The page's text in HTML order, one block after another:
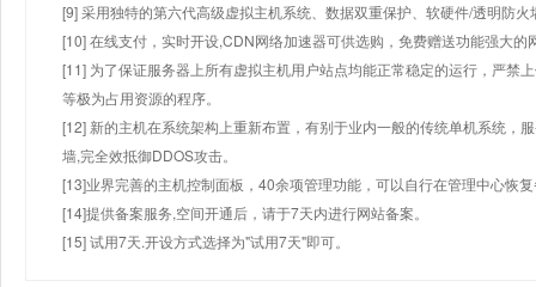
[9] 采用独特的第六代高级虚拟主机系统、数据双重保护、软硬件/透明防火
[10] 在线支付，实时开设,CDN网络加速器可供选购，免费赠送功能强大
[11] 为了保证服务器上所有虚拟主机用户站点均能正常稳定的运行，严禁
等极为占用资源的程序。
[12] 新的主机在系统架构上重新布置，有别于业内一般的传统单机系统，
墙,完全效抵御DDOS攻击。
[13]业界完善的主机控制面板，40余项管理功能，可以自行在管理中心恢
[14]提供备案服务,空间开通后，请于7天内进行网站备案。
[15] 试用7天.开设方式选择为"试用7天"即可。